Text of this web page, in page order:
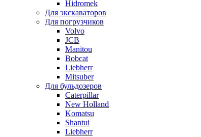
Hidromek
Для экскаваторов
Для погрузчиков
Volvo
JCB
Manitou
Bobcat
Liebherr
Mitsuber
Для бульдозеров
Caterpillar
New Holland
Komatsu
Shantui
Liebherr